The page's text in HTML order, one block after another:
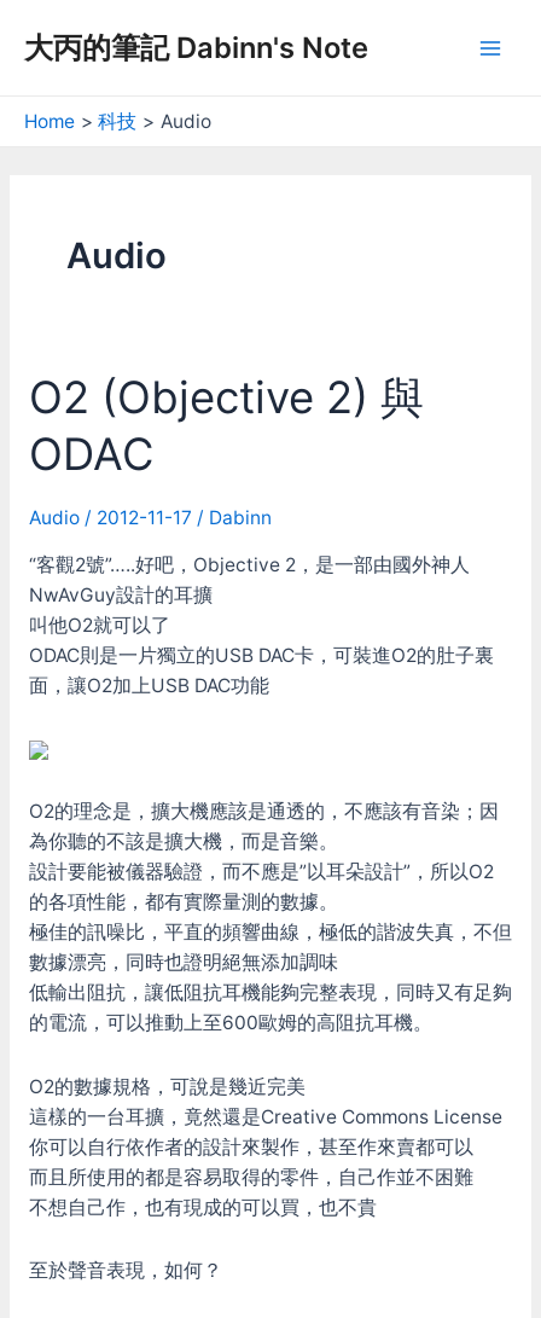
大丙的筆記 Dabinn's Note
Home 科技 Audio
Audio
O2 (Objective 2) 與
ODAC
Audio/ 2012-11-17 / Dabinn
“客觀2號”…..好吧，Objective 2，是一部由國外神人
NwAvGuy設計的耳擴
叫他O2就可以了
ODAC則是一片獨立的USB DAC卡，可裝進O2的肚子裏
面，讓O2加上USB DAC功能
O2的理念是，擴大機應該是通透的，不應該有音染；因
為你聽的不該是擴大機，而是音樂。
設計要能被儀器驗證，而不應是”以耳朵設計”，所以O2
的各項性能，都有實際量測的數據。
極佳的訊噪比，平直的頻響曲線，極低的諧波失真，不但
數據漂亮，同時也證明絕無添加調味
低輸出阻抗，讓低阻抗耳機能夠完整表現，同時又有足夠
的電流，可以推動上至600歐姆的高阻抗耳機。
O2的數據規格，可說是幾近完美
這樣的一台耳擴，竟然還是Creative Commons License
你可以自行依作者的設計來製作，甚至作來賣都可以
而且所使用的都是容易取得的零件，自己作並不困難
不想自己作，也有現成的可以買，也不貴
至於聲音表現，如何？